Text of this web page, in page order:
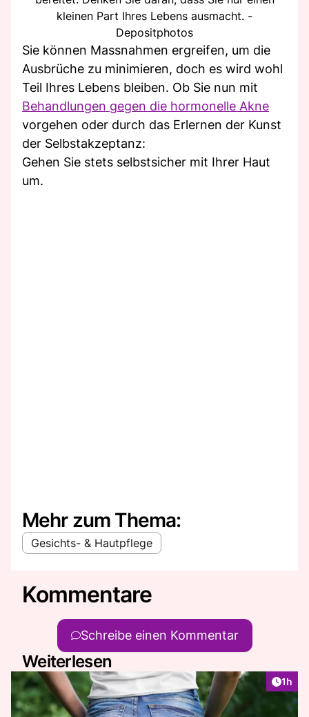
kleinen Part Ihres Lebens ausmacht. -
Depositphotos
Sie können Massnahmen ergreifen, um die
Ausbrüche zu minimieren, doch es wird wohl
Teil Ihres Lebens bleiben. Ob Sie nun mit
Behandlungen gegen die hormonelle Akne
vorgehen oder durch das Erlernen der Kunst
der Selbstakzeptanz:
Gehen Sie stets selbstsicher mit Ihrer Haut
um.
Mehr zum Thema:
Gesichts- & Hautpflege
Kommentare
Schreibe einen Kommentar
Weiterlesen
1h